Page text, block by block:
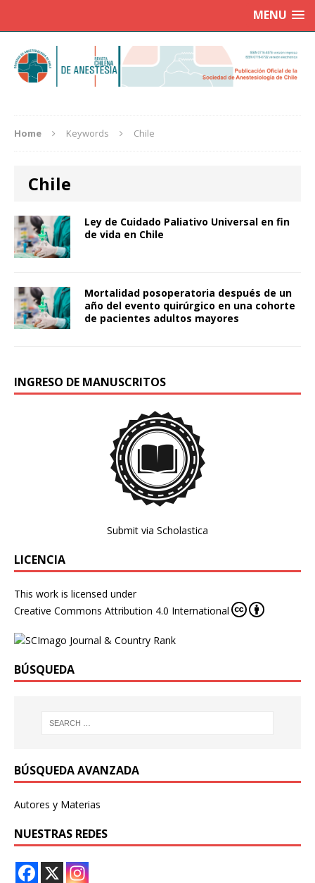
MENU
Home Keywords Chile
Chile
Ley de Cuidado Paliativo Universal en fin
de vida en Chile
Mortalidad posoperatoria después de un
año del evento quirúrgico en una cohorte
de pacientes adultos mayores
INGRESO DE MANUSCRITOS
Submit via Scholastica
LICENCIA
This work is licensed under
Creative Commons Attribution 4.0 International
BÚSQUEDA
BÚSQUEDA AVANZADA
Autores y Materias
NUESTRAS REDES